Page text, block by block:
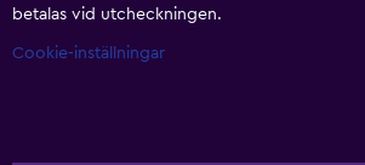
betalas vid utcheckningen.
Cookie-inställningar